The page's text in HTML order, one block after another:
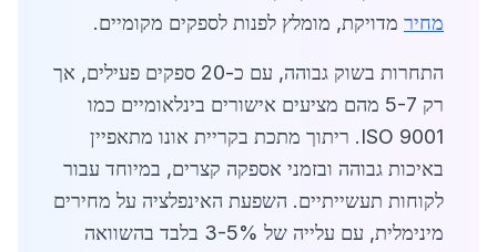
מחיר מדויקת, מומלץ לפנות לספקים מקומיים.
התחרות בשוק גבוהה, עם כ-20 ספקים פעילים, אך
רק 5-7 מהם מציעים אישורים בינלאומיים כמו
ISO 9001. ריתוך מתכת בקריית אונו מתאפיין
באיכות גבוהה ובזמני אספקה קצרים, במיוחד עבור
לקוחות תעשייתיים. השפעת האינפלציה על מחירים
מינימלית, עם עלייה של 3-5% בלבד בהשוואה